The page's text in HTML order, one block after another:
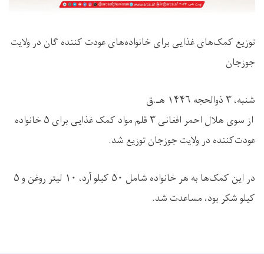
توزیع کمک‌های غذایی برای خانواده‌های عودت کننده گان در ولایت
جوزجان
شنبه، ۳ ذوالحجه ۱۴۴۶ هـ.ق
از سوی هلال احمر افغانی ۳ قلم مواد کمک غذایی برای ۵ خانواده
عودت‌کننده در ولایت جوزجان توزیع شد.
در این کمک‌ها به هر خانواده شامل ۵۰ کیلو آرد، ۱۰ لیتر روغن و ۵
کیلو شکر بود، مساعدت شد.